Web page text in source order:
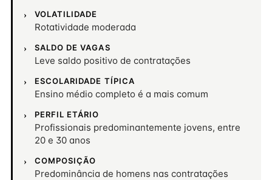
VOLATILIDADE
Rotatividade moderada
SALDO DE VAGAS
Leve saldo positivo de contratações
ESCOLARIDADE TÍPICA
Ensino médio completo é a mais comum
PERFIL ETÁRIO
Profissionais predominantemente jovens, entre
20 e 30 anos
COMPOSIÇÃO
Predominância de homens nas contratações